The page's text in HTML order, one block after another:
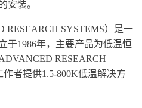
安装。
SYSTEMS） 是一
于1986年，主要产品为低温恒
RESEARCH
作者提供1.5-800K低温解决方